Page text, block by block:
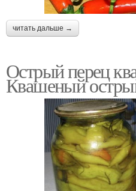
читать дальше →
Острый перец
Квашеный